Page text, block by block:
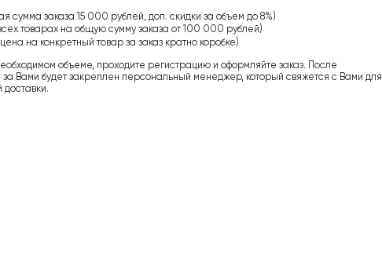
сумма заказа 15 000 рублей, доп. скидки за объем до 8%)
товарах на общую сумму заказа от 100 000 рублей)
на конкретный товар за заказ кратно коробке)
объеме, проходите регистрацию и оформляйте заказ. После
Вами будет закреплен персональный менеджер, который свяжется с Вами для
доставки.